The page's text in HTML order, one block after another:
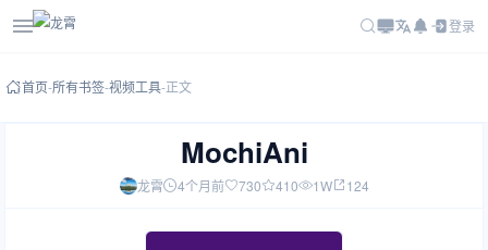
登录
首页-所有书签-视频工具-正文
MochiAni
龙霄 4个月前 730 410 1W 124